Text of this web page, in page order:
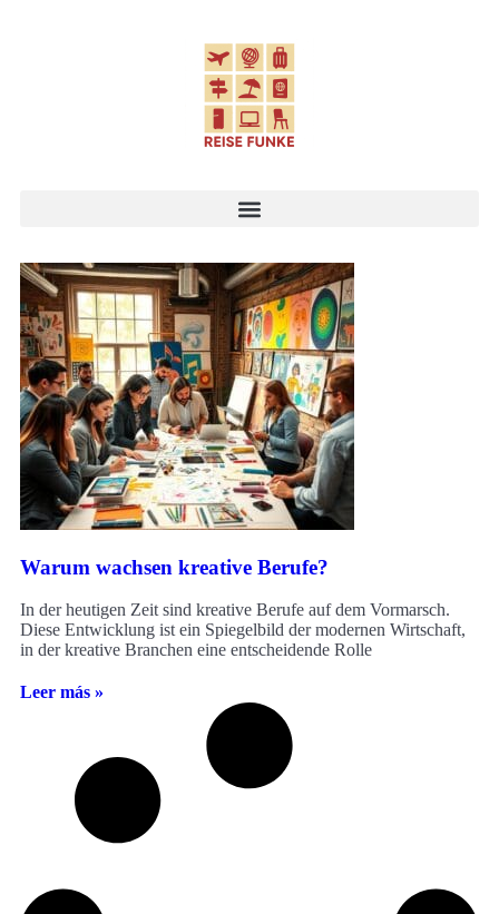
Warum wachsen kreative Berufe?
In der heutigen Zeit sind kreative Berufe auf dem Vormarsch.
Diese Entwicklung ist ein Spiegelbild der modernen Wirtschaft,
in der kreative Branchen eine entscheidende Rolle
Leer más »